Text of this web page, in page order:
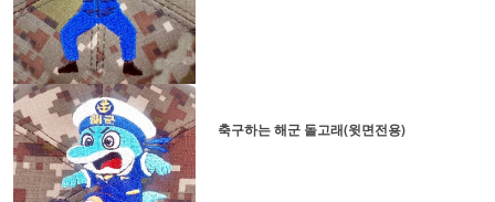
축구하는 해군 돌고래(윗면전용)